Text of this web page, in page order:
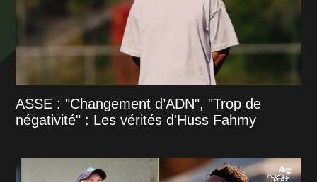
ASSE : "Changement d’ADN", "Trop de
négativité" : Les vérités d'Huss Fahmy